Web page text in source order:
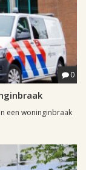
0
een woninginbraak